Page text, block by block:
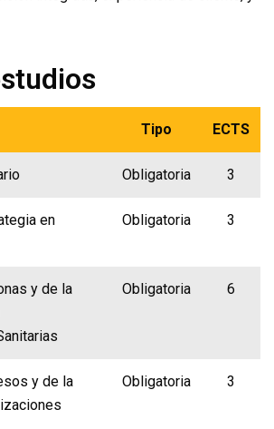
Tipo ECTS
Obligatoria 3
en
Obligatoria 3
y de la
Obligatoria 6
y de la
Obligatoria 3